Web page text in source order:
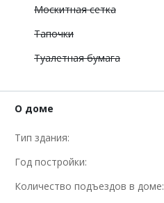
Москитная сетка
Тапочки
Туалетная бумага
О доме
Тип здания:
Год постройки:
Количество подъездов в доме: